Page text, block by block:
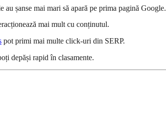
au șanse mai mari să apară pe prima pagină Google.
mai mult cu conținutul.
pot primi mai multe click-uri din SERP.
depăși rapid în clasamente.